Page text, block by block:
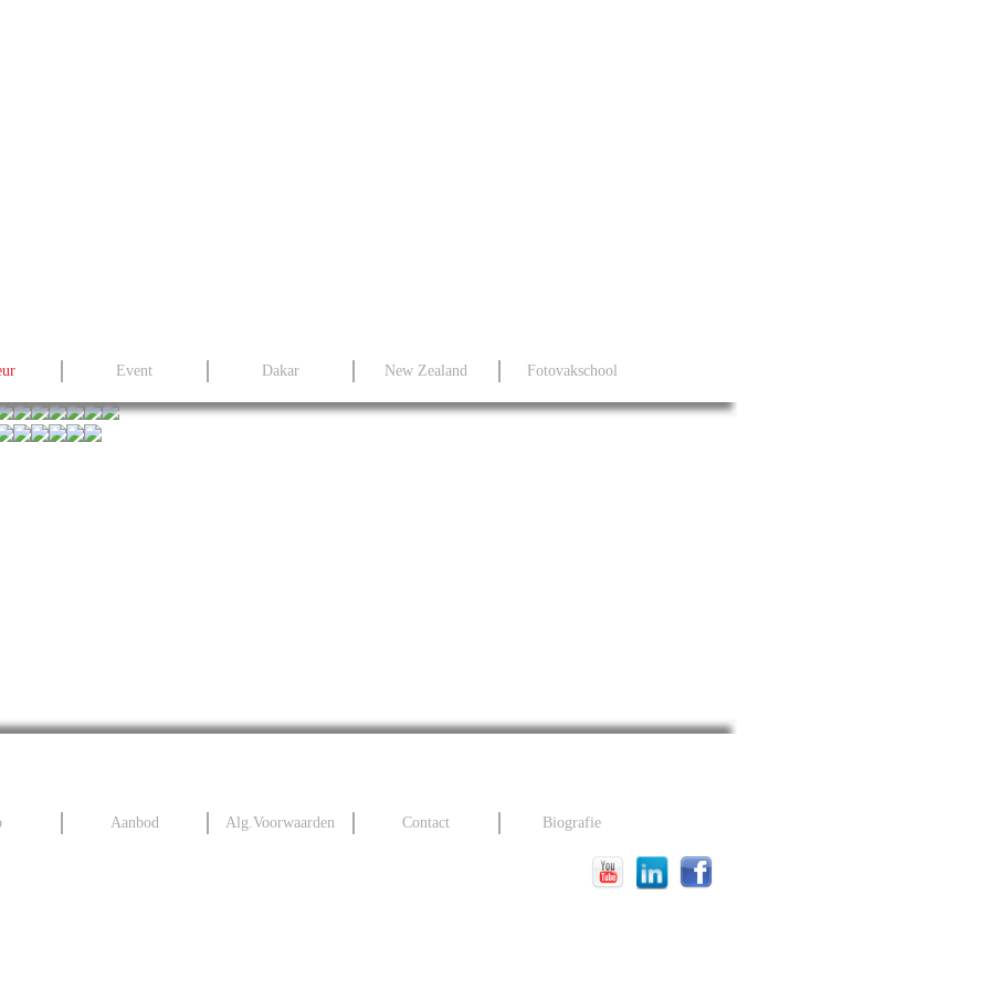
Event Dakar New Zealand Fotovakschool
Aanbod Alg.Voorwaarden Contact Biografie